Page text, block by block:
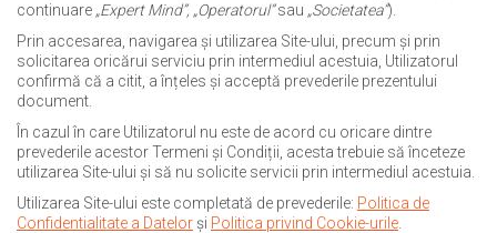
continuare „Expert Mind”, „Operatorul”sau „Societatea”).
Prin accesarea, navigarea și utilizarea Site-ului, precum și prin
solicitarea oricărui serviciu prin intermediul acestuia, Utilizatorul
confirmă că a citit, a înțeles și acceptă prevederile prezentului
document.
În cazul în care Utilizatorul nu este de acord cu oricare dintre
prevederile acestor Termeni și Condiții, acesta trebuie să înceteze
utilizarea Site-ului și să nu solicite servicii prin intermediul acestuia.
Utilizarea Site-ului este completată de prevederile: Politica de
Confidentialitate a Datelorși Politica privind Cookie-urile